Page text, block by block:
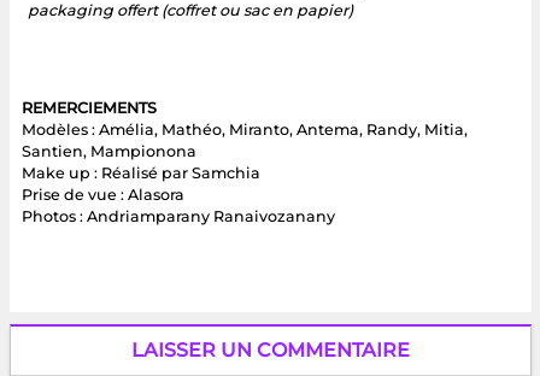
packaging offert (coffret ou sac en papier)
REMERCIEMENTS
Modèles : Amélia, Mathéo, Miranto, Antema, Randy, Mitia,
Santien, Mampionona
Make up : Réalisé par Samchia
Prise de vue : Alasora
Photos : Andriamparany Ranaivozanany
LAISSER UN COMMENTAIRE